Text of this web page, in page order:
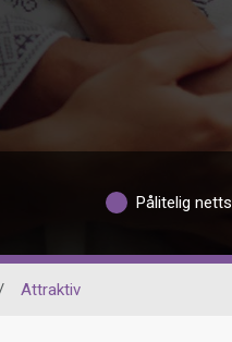
Pålitelig
Attraktiv